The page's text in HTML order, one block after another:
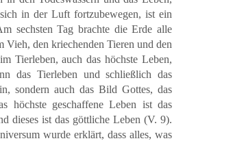
in der Luft fortzubewegen, ist ein
sechsten Tag brachte die Erde alle
Vieh, den kriechenden Tieren und den
Tierleben, auch das höchste Leben,
das Tierleben und schließlich das
sondern auch das Bild Gottes, das
höchste geschaffene Leben ist das
dieses ist das göttliche Leben (V. 9).
wurde erklärt, dass alles, was